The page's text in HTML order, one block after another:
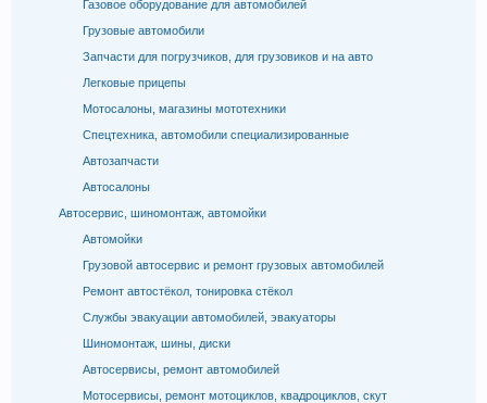
Газовое оборудование для автомобилей
Грузовые автомобили
Запчасти для погрузчиков, для грузовиков и на авто
Легковые прицепы
Мотосалоны, магазины мототехники
Спецтехника, автомобили специализированные
Автозапчасти
Автосалоны
Автосервис, шиномонтаж, автомойки
Автомойки
Грузовой автосервис и ремонт грузовых автомобилей
Ремонт автостёкол, тонировка стёкол
Службы эвакуации автомобилей, эвакуаторы
Шиномонтаж, шины, диски
Автосервисы, ремонт автомобилей
Мотосервисы, ремонт мотоциклов, квадроциклов, скут